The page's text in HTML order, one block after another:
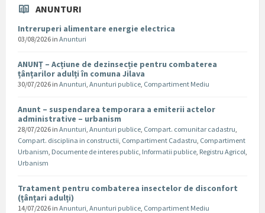
ANUNTURI
Intreruperi alimentare energie electrica
03/08/2026 in Anunturi
ANUNȚ – Acțiune de dezinsecție pentru combaterea
țânțarilor adulți în comuna Jilava
30/07/2026 in Anunturi, Anunturi publice, Compartiment Mediu
Anunt – suspendarea temporara a emiterii actelor
administrative – urbanism
28/07/2026 in Anunturi, Anunturi publice, Compart. comunitar cadastru,
Compart. disciplina in constructii, Compartiment Cadastru, Compartiment
Urbanism, Documente de interes public, Informatii publice, Registru Agricol,
Urbanism
Tratament pentru combaterea insectelor de disconfort
(țânțari adulți)
14/07/2026 in Anunturi, Anunturi publice, Compartiment Mediu